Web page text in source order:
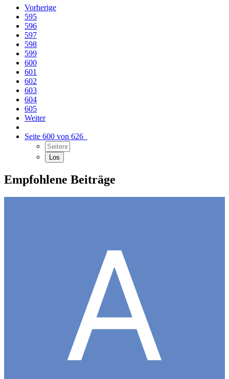
Vorherige
595
596
597
598
599
600
601
602
603
604
605
Weiter
Seite 600 von 626
Empfohlene Beiträge